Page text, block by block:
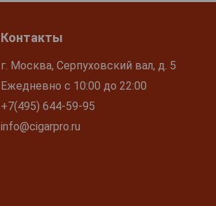
Контакты
г. Москва, Серпуховский вал, д. 5
Ежедневно с 10:00 до 22:00
+7(495) 644-59-95
info@cigarpro.ru